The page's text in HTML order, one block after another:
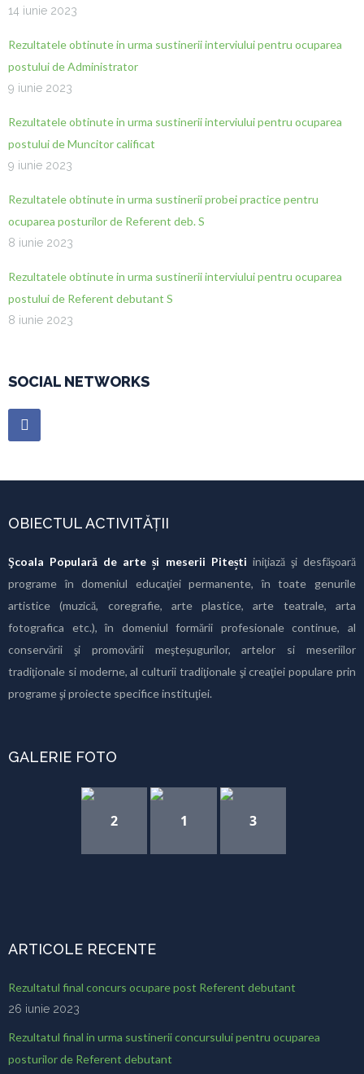
14 iunie 2023
Rezultatele obtinute in urma sustinerii interviului pentru ocuparea
postului de Administrator
9 iunie 2023
Rezultatele obtinute in urma sustinerii interviului pentru ocuparea
postului de Muncitor calificat
9 iunie 2023
Rezultatele obtinute in urma sustinerii probei practice pentru
ocuparea posturilor de Referent deb. S
8 iunie 2023
Rezultatele obtinute in urma sustinerii interviului pentru ocuparea
postului de Referent debutant S
8 iunie 2023
SOCIAL NETWORKS
OBIECTUL ACTIVITĂȚII
Şcoala Populară de arte și meserii Pitești iniţiază şi desfăşoară
programe în domeniul educaţiei permanente, în toate genurile
artistice (muzică, coregrafie, arte plastice, arte teatrale, arta
fotografica etc.), în domeniul formării profesionale continue, al
conservării şi promovării meşteşugurilor, artelor si meseriilor
tradiţionale si moderne, al culturii tradiţionale şi creaţiei populare prin
programe şi proiecte specifice instituţiei.
GALERIE FOTO
2 1 3
ARTICOLE RECENTE
Rezultatul final concurs ocupare post Referent debutant
26 iunie 2023
Rezultatul final in urma sustinerii concursului pentru ocuparea
posturilor de Referent debutant